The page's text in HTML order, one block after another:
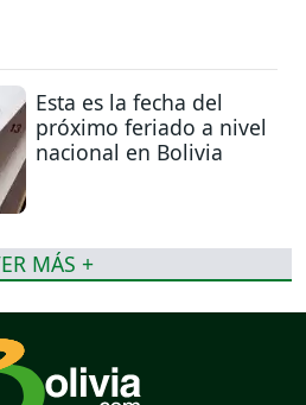
Esta es la fecha del
próximo feriado a nivel
nacional en Bolivia
MÁS +